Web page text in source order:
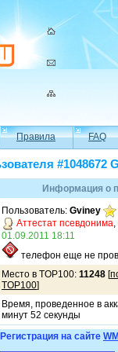
Правила FAQ
#1048672
Информация о
Пользователь: Gviney
Аттестат псевдонима
01.09.2011 18:11
телефон еще не
Место в TOP100: 11248 [
TOP100]
Время, проведенное в
минут 52 секунды
Регистрация на сайте